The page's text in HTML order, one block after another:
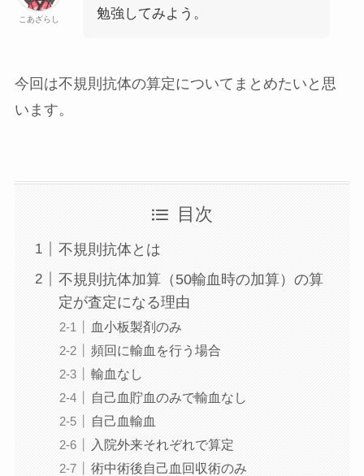
こあざらし
勉強してみよう。
今回は不規則抗体の算定についてまとめたいと思
います。
目次
不規則抗体とは
不規則抗体加算（50輸血時の加算）の算
定が査定になる理由
血小板製剤のみ
頻回に輸血を行う場合
輸血なし
自己血貯血のみで輸血なし
自己血輸血
入院外来それぞれで算定
術中術後自己血回収術のみ